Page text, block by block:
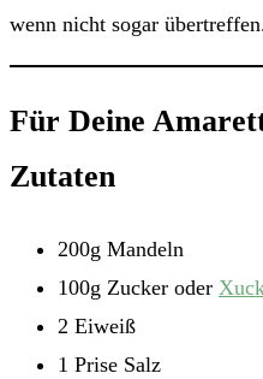
wenn nicht sogar
Für Deine
Zutaten
200g Mandeln
100g Zucker oder
2 Eiweiß
1 Prise Salz